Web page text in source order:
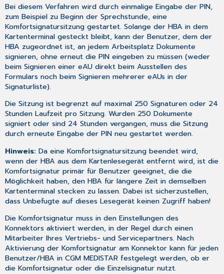
Bei diesem Verfahren wird durch einmalige Eingabe der PIN,
zum Beispiel zu Beginn der Sprechstunde, eine
Komfortsignatursitzung gestartet. Solange der HBA in dem
Kartenterminal gesteckt bleibt, kann der Benutzer, dem der
HBA zugeordnet ist, an jedem Arbeitsplatz Dokumente
signieren, ohne erneut die PIN eingeben zu müssen (weder
beim Signieren einer eAU direkt beim Ausstellen des
Formulars noch beim Signieren mehrerer eAUs in der
Signaturliste).
Die Sitzung ist begrenzt auf maximal 250 Signaturen oder 24
Stunden Laufzeit pro Sitzung. Wurden 250 Dokumente
signiert oder sind 24 Stunden vergangen, muss die Sitzung
durch erneute Eingabe der PIN neu gestartet werden.
Hinweis:Da eine Komfortsignatursitzung beendet wird,
wenn der HBA aus dem Kartenlesegerät entfernt wird, ist die
Komfortsignatur primär für Benutzer geeignet, die die
Möglichkeit haben, den HBA für längere Zeit in demselben
Kartenterminal stecken zu lassen. Dabei ist sicherzustellen,
dass Unbefugte auf dieses Lesegerät keinen Zugriff haben!
Die Komfortsignatur muss in den Einstellungen des
Konnektors aktiviert werden, in der Regel durch einen
Mitarbeiter Ihres Vertriebs- und Servicepartners. Nach
Aktivierung der Komfortsignatur am Konnektor kann für jeden
Benutzer/HBAin CGM MEDISTAR festgelegt werden, ob er
die Komfortsignatur oder die Einzelsignatur nutzt.